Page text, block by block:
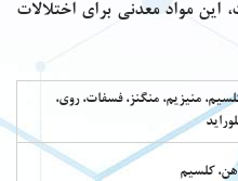
این مواد معدنی برای اختلالات
منیزیم، منگنز، فسفات، روی،
کلسیم